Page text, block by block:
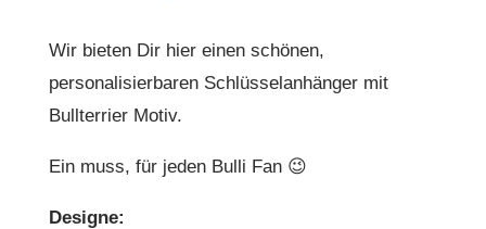
Wir bieten Dir hier einen schönen,
personalisierbaren Schlüsselanhänger mit
Bullterrier Motiv.
Ein muss, für jeden Bulli Fan 😉
Designe: